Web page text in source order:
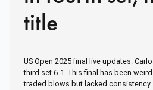
title
US Open 2025 final live updates:
third set 6-1. This final has been
traded blows but lacked consistency.